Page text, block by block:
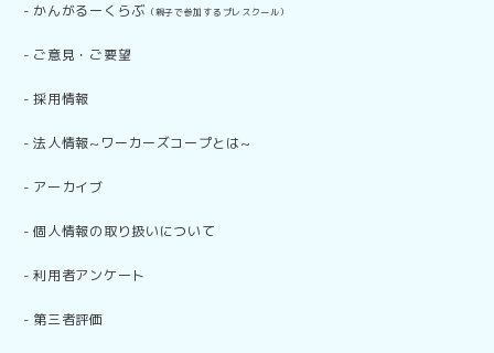
- かんがるーくらぶ （親子で参加するプレスクール）
- ご意見・ご要望
-採用情報
-法人情報~ワーカーズコープとは~
- アーカイブ
-個人情報の取り扱いについて
-利用者アンケート
- 第三者評価